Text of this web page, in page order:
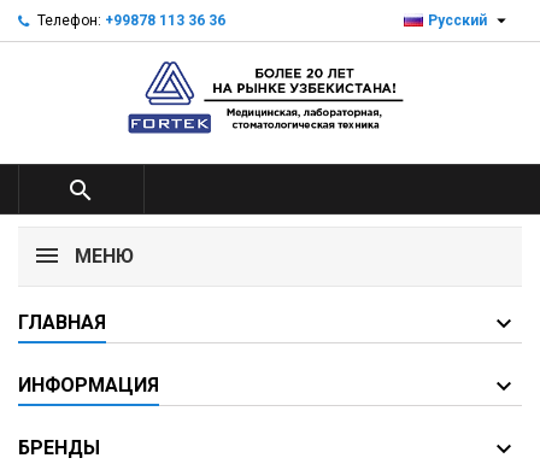
Телефон: +99878 113 36 36 Русский 

МЕНЮ
ГЛАВНАЯ
ИНФОРМАЦИЯ
БРЕНДЫ